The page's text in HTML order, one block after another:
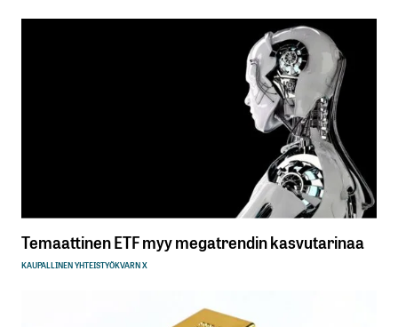
Temaattinen ETF myy megatrendin kasvutarinaa
KAUPALLINEN YHTEISTYÖKVARN X